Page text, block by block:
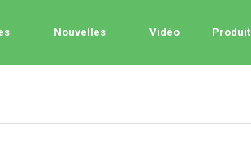
Nouvelles Vidéo Produit